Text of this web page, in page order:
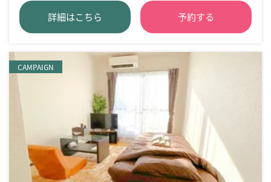
詳細はこちら 予約する
CAMPAIGN